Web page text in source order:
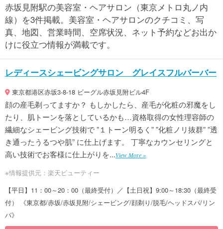
赤坂見附駅の美容室・ヘアサロン（東京メトロ丸ノ内
線）を3件掲載。美容室・ヘアサロンのクチコミ、写
真、地図、営業時間、空席状況、ネット予約などお出か
けに役立つ情報が満載です。
レディースシェービングサロン グレイスフルバーバー
東京都港区赤坂3-8-18 ビーグル赤坂見附ビル4F
顔の産毛剃ってますか？ もしかしたら、産毛が化粧の邪魔をし
たり、肌トーンを落としているかも…資格取得の女性理容師の
繊細なシェービング技術で ”１トーン明るく” ”化粧ノリ抜群” ”透
き通ったうるつや肌” に仕上げます。 丁寧なカウンセリングと
高い技術でお客様に仕上がりを...View More »
※情報提供元：楽天ビューティー
【平日】11：00～20：00（最終受付）／【土日祝】9:00～18:30（最終受
付） 《東京都/赤坂/赤坂見附/シェービング/顔剃り/脱毛/ヘッドスパ/リン
パ》